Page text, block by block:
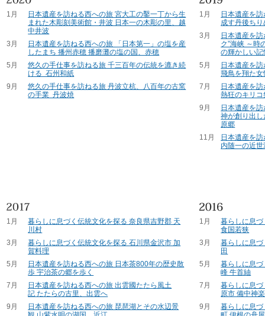
1月
日本遺産を訪ねる西への旅 宮大工の鑿一丁から生
まれた木彫刻美術館・井波 日本一の木彫の里、越
中井波
3月
日本遺産を訪ねる西への旅 「日本第一」の塩を産
したまち 播州赤穂 播磨灘の塩の国、赤穂
5月
悠久の手仕事を訪ねる旅 千三百年の伝統を漉き続
ける 石州和紙
9月
悠久の手仕事を訪ねる旅 丹波立杭、八百年の古窯
の手業 丹波焼
1月
日本遺産を
成す丹後ち
3月
日本遺産を
ク”海峡 ～時
の輝かしい記
5月
日本遺産を
飛鳥を翔た
7月
日本遺産を
熱狂のキリ
9月
日本遺産を
神が創り出
原郷
11月
日本遺産を
内随一の近
1月
暮らしに息づく伝統文化を探る 奈良県吉野郡 天
川村
3月
暮らしに息づく伝統文化を探る 石川県金沢市 加
賀料理
5月
日本遺産を訪ねる西への旅 日本茶800年の歴史散
歩 宇治茶の郷を歩く
7月
日本遺産を訪ねる西への旅 出雲國たたら風土
記 たたらの古里、出雲へ
9月
日本遺産を訪ねる西への旅 琵琶湖とその水辺景
1月
暮らしに息
食国若狭
3月
暮らしに息
田
5月
暮らしに息
峰 牛首紬
7月
暮らしに息
原市 備中神楽
9月
暮らしに息